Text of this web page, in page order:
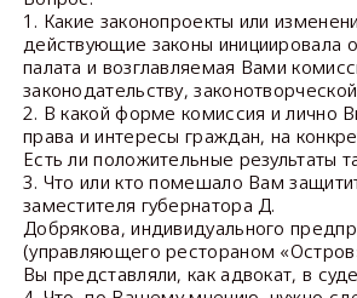
1. Какие законопроекты или
действующие законы инициировала
палата и возглавляемая Вами
законодательству,
2. В какой форме комиссия и лично
права и интересы граждан, на
Есть ли положительные результаты
3. Что или кто помешало Вам
заместителя губернатора Д.
Добрякова, индивидуального
(управляющего рестораном
Вы представляли, как адвокат, в